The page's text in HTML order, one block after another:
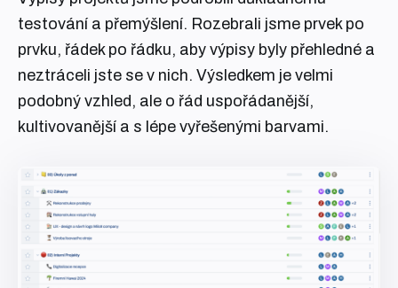
testování a přemýšlení. Rozebrali jsme prvek po
prvku, řádek po řádku, aby výpisy byly přehledné a
neztráceli jste se v nich. Výsledkem je velmi
podobný vzhled, ale o řád uspořádanější,
kultivovanější a s lépe vyřešenými barvami.